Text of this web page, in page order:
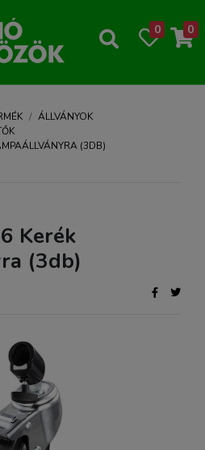
0 0
ÁLLVÁNYOK
(3DB)
Kerék
(3db)